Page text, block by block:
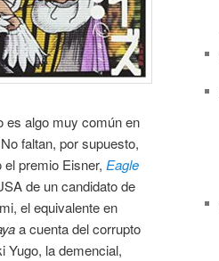
es algo muy común en
faltan, por supuesto,
premio Eisner, Eagle
de un candidato de
el equivalente en
a cuenta del corrupto
Yugo, la demencial,